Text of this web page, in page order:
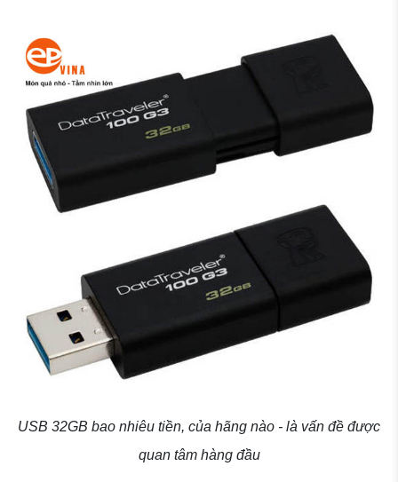
USB 32GB bao nhiêu tiền, của hãng nào - là vấn đề được
quan tâm hàng đầu